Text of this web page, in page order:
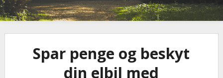
Spar penge og beskyt
din elbil med